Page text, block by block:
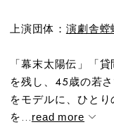
上演団体： 演劇舎螳
「幕末太陽伝」「
を残し、45歳の若
をモデルに、ひと
を...read more